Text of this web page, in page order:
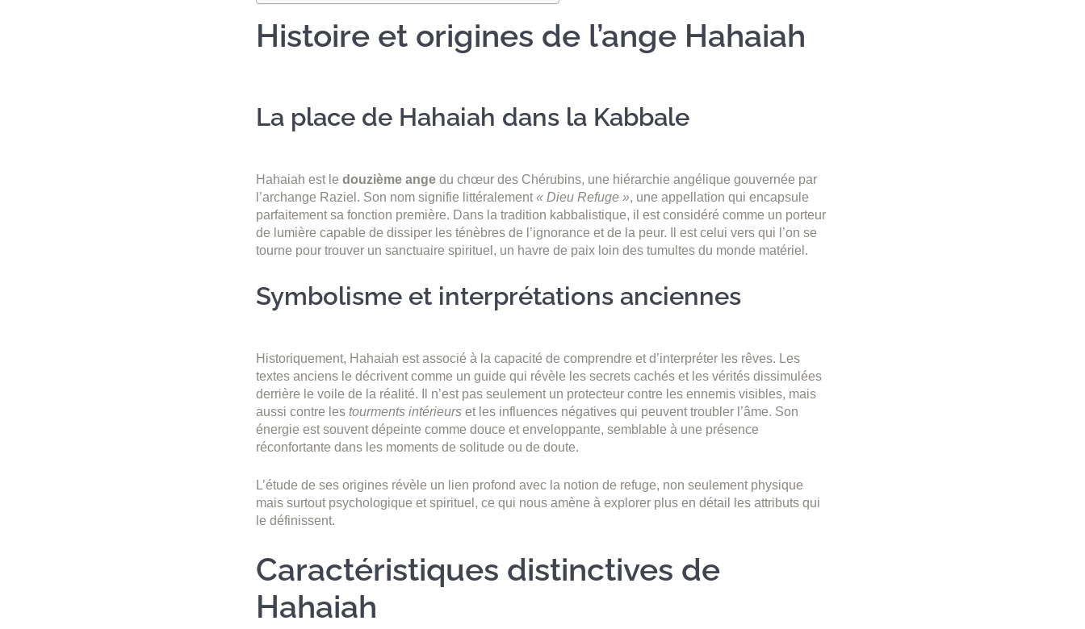
Histoire et origines de l’ange Hahaiah
La place de Hahaiah dans la Kabbale
Hahaiah est le douzième ange du chœur des Chérubins, une hiérarchie angélique gouvernée par
l’archange Raziel. Son nom signifie littéralement « Dieu Refuge », une appellation qui encapsule
parfaitement sa fonction première. Dans la tradition kabbalistique, il est considéré comme un porteur
de lumière capable de dissiper les ténèbres de l’ignorance et de la peur. Il est celui vers qui l’on se
tourne pour trouver un sanctuaire spirituel, un havre de paix loin des tumultes du monde matériel.
Symbolisme et interprétations anciennes
Historiquement, Hahaiah est associé à la capacité de comprendre et d’interpréter les rêves. Les
textes anciens le décrivent comme un guide qui révèle les secrets cachés et les vérités dissimulées
derrière le voile de la réalité. Il n’est pas seulement un protecteur contre les ennemis visibles, mais
aussi contre les tourments intérieurs et les influences négatives qui peuvent troubler l’âme. Son
énergie est souvent dépeinte comme douce et enveloppante, semblable à une présence
réconfortante dans les moments de solitude ou de doute.
L’étude de ses origines révèle un lien profond avec la notion de refuge, non seulement physique
mais surtout psychologique et spirituel, ce qui nous amène à explorer plus en détail les attributs qui
le définissent.
Caractéristiques distinctives de
Hahaiah